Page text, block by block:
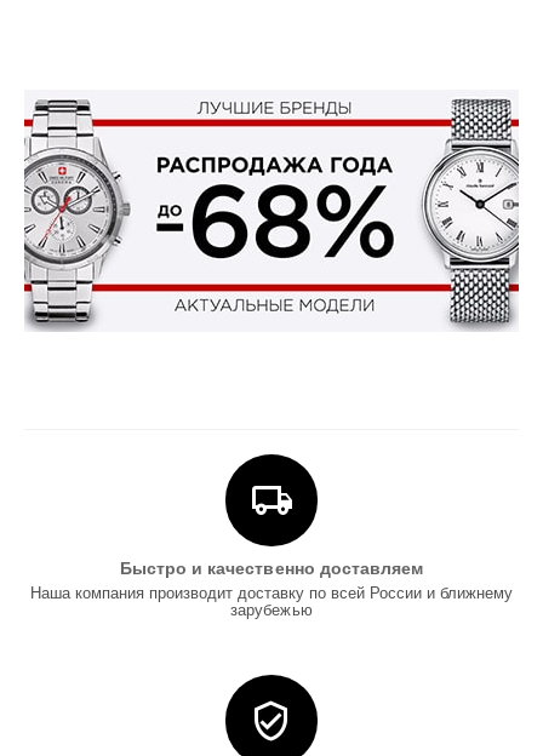
Быстро и качественно доставляем
Наша компания производит доставку по всей России и ближнему
зарубежью